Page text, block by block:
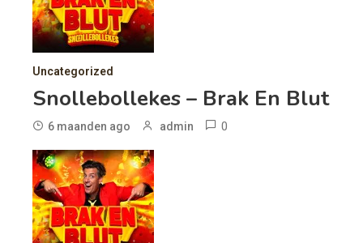
Uncategorized
Snollebollekes – Brak En Blut
6 maanden ago admin 0